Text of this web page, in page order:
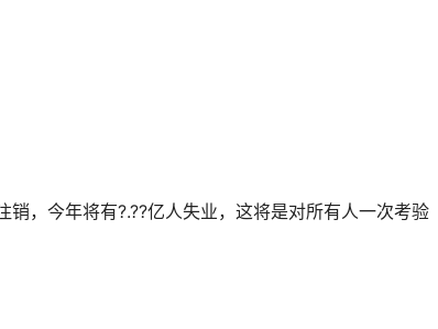
，今年将有?.??亿人失业，这将是对所有人一次考验